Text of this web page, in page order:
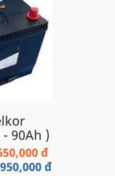
- 90Ah )
đ
đ